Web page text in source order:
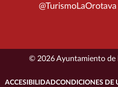
© 2026 Ayuntamiento de
ACCESIBILIDADCONDICIONES DE